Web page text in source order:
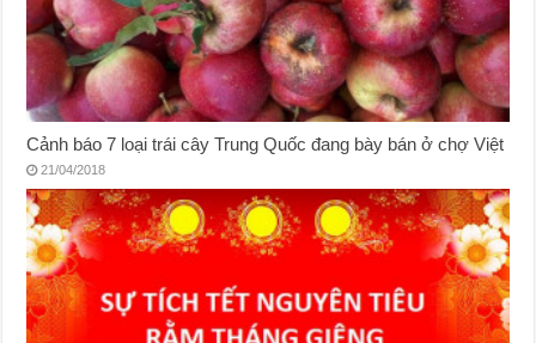
Cảnh báo 7 loại trái cây Trung Quốc đang bày bán ở chợ Việt
21/04/2018